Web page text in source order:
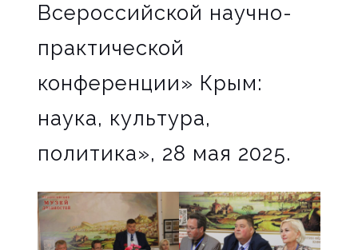
Всероссийской научно-
практической
конференции» Крым:
наука, культура,
политика», 28 мая 2025.